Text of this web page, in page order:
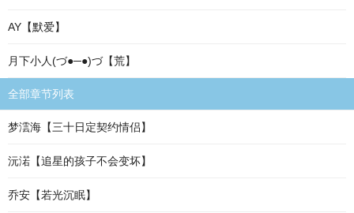
AY【默爱】
月下小人(づ●─●)づ【荒】
全部章节列表
梦澐海【三十日定契约情侣】
沅渃【追星的孩子不会变坏】
乔安【若光沉眠】